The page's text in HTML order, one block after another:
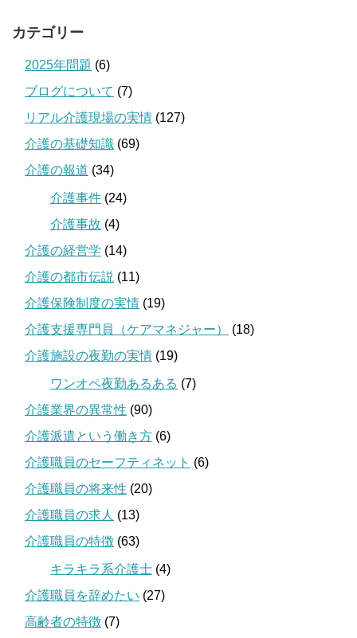
カテゴリー
2025年問題 (6)
ブログについて (7)
リアル介護現場の実情 (127)
介護の基礎知識 (69)
介護の報道 (34)
介護事件 (24)
介護事故 (4)
介護の経営学 (14)
介護の都市伝説 (11)
介護保険制度の実情 (19)
介護支援専門員（ケアマネジャー）
(18)
介護施設の夜勤の実情 (19)
ワンオペ夜勤あるある (7)
介護業界の異常性 (90)
介護派遣という働き方 (6)
介護職員のセーフティネット (6)
介護職員の将来性 (20)
介護職員の求人 (13)
介護職員の特徴 (63)
キラキラ系介護士 (4)
介護職員を辞めたい (27)
高齢者の特徴 (7)